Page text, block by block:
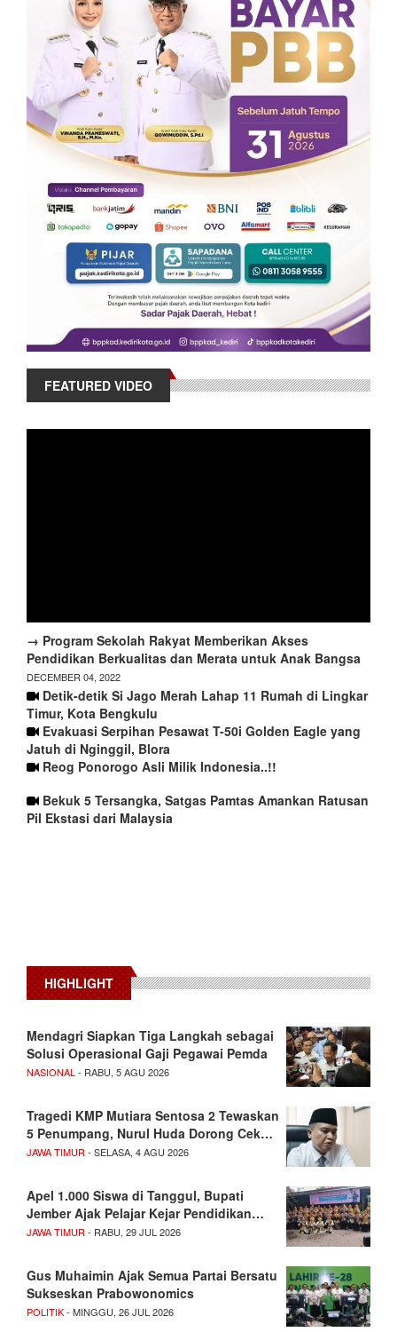
FEATURED VIDEO
→ Program Sekolah Rakyat Memberikan Akses
Pendidikan Berkualitas dan Merata untuk Anak Bangsa
DECEMBER 04, 2022
Detik-detik Si Jago Merah Lahap 11 Rumah di Lingkar
Timur, Kota Bengkulu
Evakuasi Serpihan Pesawat T-50i Golden Eagle yang
Jatuh di Nginggil, Blora
Reog Ponorogo Asli Milik Indonesia..!!
Bekuk 5 Tersangka, Satgas Pamtas Amankan Ratusan
Pil Ekstasi dari Malaysia
HIGHLIGHT
Mendagri Siapkan Tiga Langkah sebagai
Solusi Operasional Gaji Pegawai Pemda
NASIONAL - RABU, 5 AGU 2026
Tragedi KMP Mutiara Sentosa 2 Tewaskan
5 Penumpang, Nurul Huda Dorong Cek…
JAWA TIMUR - SELASA, 4 AGU 2026
Apel 1.000 Siswa di Tanggul, Bupati
Jember Ajak Pelajar Kejar Pendidikan…
JAWA TIMUR - RABU, 29 JUL 2026
Gus Muhaimin Ajak Semua Partai Bersatu
Sukseskan Prabowonomics
POLITIK- MINGGU, 26 JUL 2026